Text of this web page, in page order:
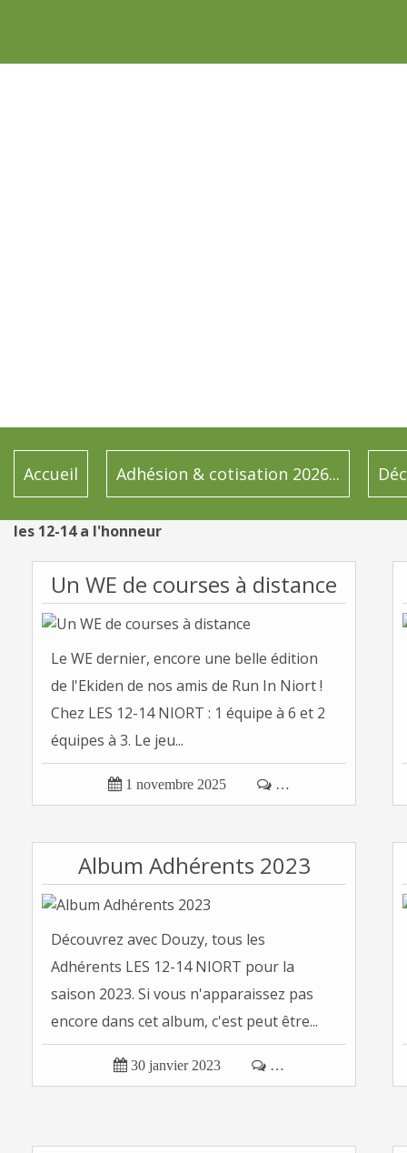
Accueil Adhésion & cotisation 2026...
les 12-14 a l'honneur
Un WE de courses à distance
Le WE dernier, encore une belle édition
de l'Ekiden de nos amis de Run In Niort !
Chez LES 12-14 NIORT : 1 équipe à 6 et 2
équipes à 3. Le jeu...
 1 novembre 2025  …
Album Adhérents 2023
Découvrez avec Douzy, tous les
Adhérents LES 12-14 NIORT pour la
saison 2023. Si vous n'apparaissez pas
encore dans cet album, c'est peut être...
 30 janvier 2023  …